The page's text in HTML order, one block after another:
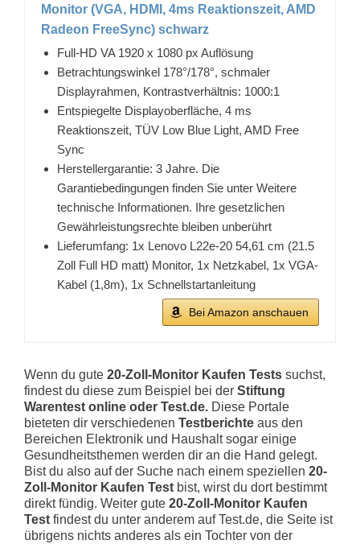
Monitor (VGA, HDMI, 4ms Reaktionszeit, AMD
Radeon FreeSync) schwarz
Full-HD VA 1920 x 1080 px Auflösung
Betrachtungswinkel 178°/178°, schmaler
Displayrahmen, Kontrastverhältnis: 1000:1
Entspiegelte Displayoberfläche, 4 ms
Reaktionszeit, TÜV Low Blue Light, AMD Free
Sync
Herstellergarantie: 3 Jahre. Die
Garantiebedingungen finden Sie unter Weitere
technische Informationen. Ihre gesetzlichen
Gewährleistungsrechte bleiben unberührt
Lieferumfang: 1x Lenovo L22e-20 54,61 cm (21.5
Zoll Full HD matt) Monitor, 1x Netzkabel, 1x VGA-
Kabel (1,8m), 1x Schnellstartanleitung
Bei Amazon anschauen
Wenn du gute 20-Zoll-Monitor Kaufen Tests suchst,
findest du diese zum Beispiel bei der Stiftung
Warentest online oder Test.de. Diese Portale
bieteten dir verschiedenen Testberichte aus den
Bereichen Elektronik und Haushalt sogar einige
Gesundheitsthemen werden dir an die Hand gelegt.
Bist du also auf der Suche nach einem speziellen 20-
Zoll-Monitor Kaufen Test bist, wirst du dort bestimmt
direkt fündig. Weiter gute 20-Zoll-Monitor Kaufen
Test findest du unter anderem auf Test.de, die Seite ist
übrigens nichts anderes als ein Tochter von der